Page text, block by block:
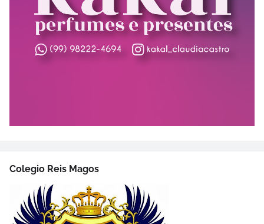
Colegio Reis Magos